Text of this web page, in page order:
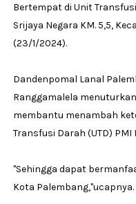
Bertempat di Unit
Srijaya Negara KM. 5,5,
(23/1/2024).
Dandenpomal Lanal
Ranggamalela
membantu menambah
Transfusi Darah (UTD)
"Sehingga dapat
Kota Palembang,"ucapnya.